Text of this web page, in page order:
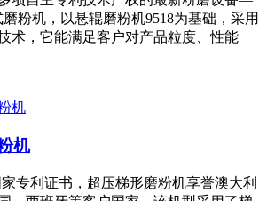
粉机，以悬辊磨粉机9518为基础，采用
术，它能满足客户对产品粒度、性能
机
专利证书，超压梯形磨粉机享誉澳大利